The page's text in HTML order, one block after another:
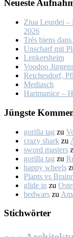
Neu­es­te
Ziua Leur­dei –
2026
Trés biens
Un­scharf mit
Len­kers­heim
Voo­doo
Rei­ches­dorf,
Me­dia­sch
Hart­ma­nice –
Jüngs­te
gorilla tag zu
crazy shark zu
sword masters
gorilla tag zu
happy wheels
Plants vs
glide in zu
bedwars zu
Stich­wör­ter